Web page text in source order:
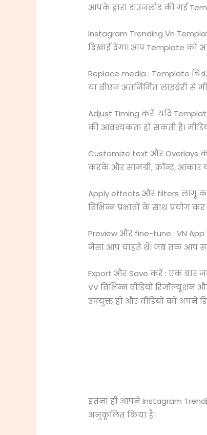
आपके द्वारा डाउनलोड की गई
Instagram Trending Vn
दिखाई देगा। आप Template
Replace media : Template
या वीएन अंतर्निर्मित
Adjust Timing करें: यदि
की आवश्यकता हो सकती है।
Customize text और Overlays
करके और सामग्री, फ़ॉन्ट, आकार
Apply effects और filters लागू
विभिन्न प्रभावों के साथ प्रयोग
Preview और fine-tune : VN
जैसा आप चाहते थे। जब तक आप
Export और Save करें : एक बार
VV विभिन्न वीडियो
उपयुक्त हो और वीडियो को अपने
इतना ही आपने Instagram
अनुकूलित किया है।